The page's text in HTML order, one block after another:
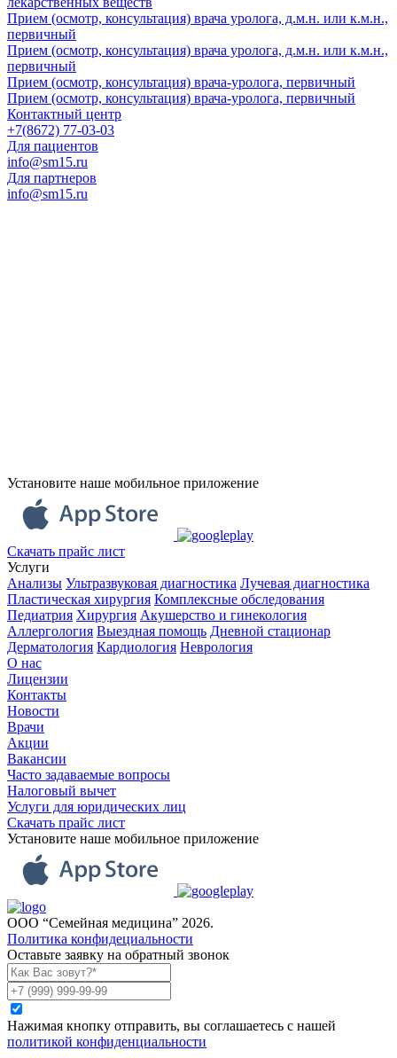
Прием (осмотр, консультация) врача уролога, д.м.н. или к.м.н.,
первичный
Прием (осмотр, консультация) врача уролога, д.м.н. или к.м.н.,
первичный
Прием (осмотр, консультация) врача-уролога, первичный
Прием (осмотр, консультация) врача-уролога, первичный
Контактный центр
+7(8672) 77-03-03
Для пациентов
info@sm15.ru
Для партнеров
info@sm15.ru
Установите наше мобильное приложение
Скачать прайс лист
Услуги
Анализы Ультразвуковая диагностика Лучевая диагностика
Пластическая хирургия Комплексные обследования
Педиатрия Хирургия Акушерство и гинекология
Аллергология Выездная помощь Дневной стационар
Дерматология Кардиология Неврология
О нас
Лицензии
Контакты
Новости
Врачи
Акции
Вакансии
Часто задаваемые вопросы
Налоговый вычет
Услуги для юридических лиц
Скачать прайс лист
Установите наше мобильное приложение
ООО “Семейная медицина” 2026.
Политика конфидециальности
Оставьте заявку на обратный звонок
Нажимая кнопку отправить, вы соглашаетесь с нашей
политикой конфиденциальности